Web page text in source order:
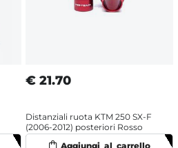
€ 21.70
Distanziali ruota KTM 250 SX-F
(2006-2012) posteriori Rosso